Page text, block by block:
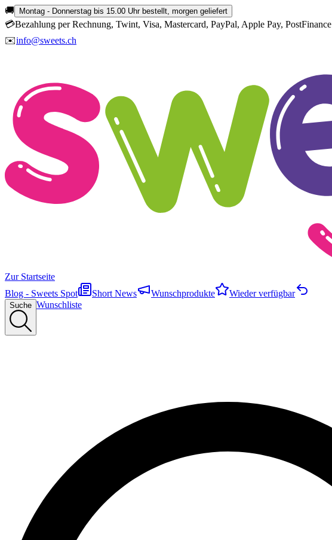
🚚 Montag - Donnerstag bis 15.00 Uhr bestellt, morgen geliefert
💳Bezahlung per Rechnung, Twint, Visa, Mastercard, PayPal, Apple Pay, PostFinance
✉️info@sweets.ch
Zur Startseite
Blog - Sweets Spot
Short News Wunschprodukte Wieder verfügbar
Suche Wunschliste